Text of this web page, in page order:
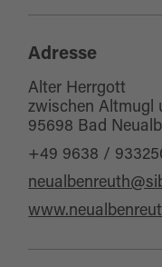
Adresse
Alter Herrgott
zwischen Altmugl
95698 Bad
+49 9638 /